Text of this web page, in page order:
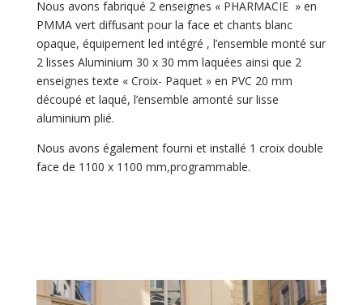
Nous avons fabriqué 2 enseignes « PHARMACIE » en
PMMA vert diffusant pour la face et chants blanc
opaque, équipement led intégré , l’ensemble monté sur
2 lisses Aluminium 30 x 30 mm laquées ainsi que 2
enseignes texte « Croix- Paquet » en PVC 20 mm
découpé et laqué, l’ensemble amonté sur lisse
aluminium plié.
Nous avons également fourni et installé 1 croix double
face de 1100 x 1100 mm,programmable.